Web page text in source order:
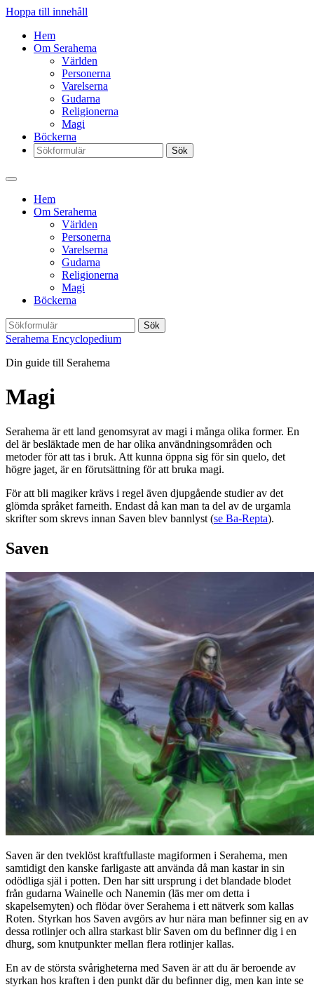
Hoppa till innehåll
Hem
Om Serahema
Världen
Personerna
Varelserna
Gudarna
Religionerna
Magi
Böckerna
Sök
Hem
Om Serahema
Världen
Personerna
Varelserna
Gudarna
Religionerna
Magi
Böckerna
Sök
Serahema Encyclopedium
Din guide till Serahema
Magi
Serahema är ett land genomsyrat av magi i många olika former. En
del är besläktade men de har olika användningsområden och
metoder för att tas i bruk. Att kunna öppna sig för sin quelo, det
högre jaget, är en förutsättning för att bruka magi.
För att bli magiker krävs i regel även djupgående studier av det
glömda språket farneith. Endast då kan man ta del av de urgamla
skrifter som skrevs innan Saven blev bannlyst (se Ba-Repta).
Saven
Saven är den tveklöst kraftfullaste magiformen i Serahema, men
samtidigt den kanske farligaste att använda då man kastar in sin
odödliga själ i potten. Den har sitt ursprung i det blandade blodet
från gudarna Wainelle och Nanemin (läs mer om detta i
skapelsemyten) och flödar över Serahema i ett nätverk som kallas
Roten. Styrkan hos Saven avgörs av hur nära man befinner sig en av
dessa rotlinjer och allra starkast blir Saven om du befinner dig i en
dhurg, som knutpunkter mellan flera rotlinjer kallas.
En av de största svårigheterna med Saven är att du är beroende av
styrkan hos kraften i den punkt där du befinner dig, men kan inte se